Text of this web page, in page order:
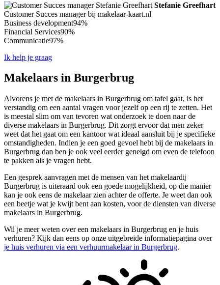
Stefanie Greefhart
Customer Succes manager bij makelaar-kaart.nl
Business development94%
Financial Services90%
Communicatie97%
Ik help je graag
Makelaars in Burgerbrug
Alvorens je met de makelaars in Burgerbrug om tafel gaat, is het
verstandig om een aantal vragen voor jezelf op een rij te zetten. Het
is meestal slim om van tevoren wat onderzoek te doen naar de
diverse makelaars in Burgerbrug. Dit zorgt ervoor dat men zeker
weet dat het gaat om een kantoor wat ideaal aansluit bij je specifieke
omstandigheden. Indien je een goed gevoel hebt bij de makelaars in
Burgerbrug dan ben je ook veel eerder geneigd om even de telefoon
te pakken als je vragen hebt.
Een gesprek aanvragen met de mensen van het makelaardij
Burgerbrug is uiteraard ook een goede mogelijkheid, op die manier
kan je ook eens de makelaar zien achter de offerte. Je weet dan ook
een beetje wat je kwijt bent aan kosten, voor de diensten van diverse
makelaars in Burgerbrug.
Wil je meer weten over een makelaars in Burgerbrug en je huis
verhuren? Kijk dan eens op onze uitgebreide informatiepagina over
je huis verhuren via een verhuurmakelaar in Burgerbrug.